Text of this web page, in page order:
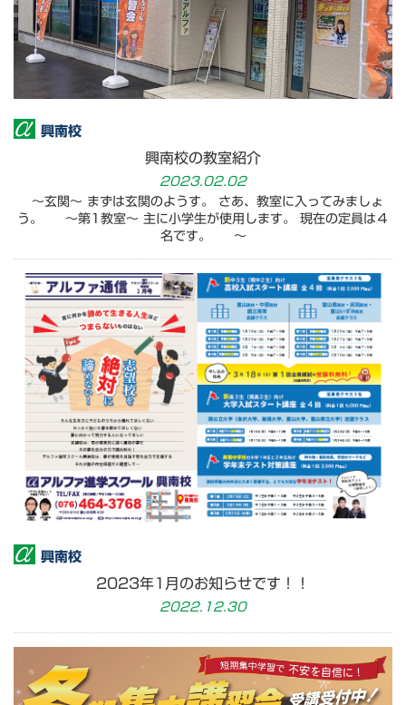
興南校
興南校の教室紹介
2023.02.02
～玄関～ まずは玄関のようす。 さあ、教室に入ってみましょ
う。 ～第1教室～ 主に小学生が使用します。 現在の定員は４
名です。 ～
興南校
2023年1月のお知らせです！！
2022.12.30